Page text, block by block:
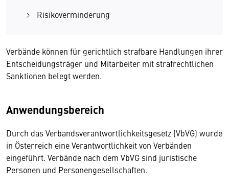
Risikoverminderung
Verbände können für gerichtlich strafbare Handlungen ihrer
Entscheidungsträger und Mitarbeiter mit strafrechtlichen
Sanktionen belegt werden.
Anwendungsbereich
Durch das Verbandsverantwortlichkeitsgesetz (VbVG) wurde
in Österreich eine Verantwortlichkeit von Verbänden
eingeführt. Verbände nach dem VbVG sind juristische
Personen und Personengesellschaften.